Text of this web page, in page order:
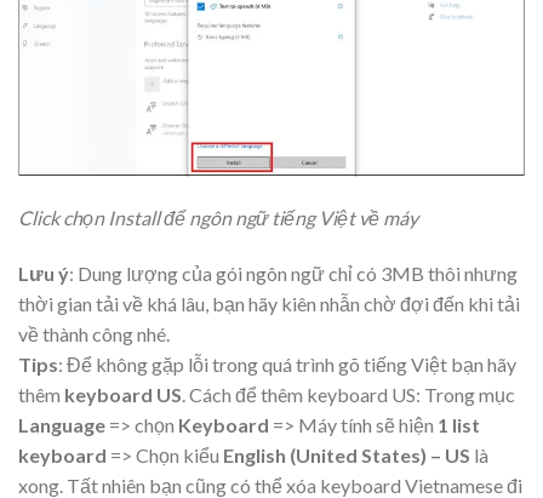
Click chọn Install để ngôn ngữ tiếng Việt về máy
Lưu ý: Dung lượng của gói ngôn ngữ chỉ có 3MB thôi nhưng
thời gian tải về khá lâu, bạn hãy kiên nhẫn chờ đợi đến khi tải
về thành công nhé.
Tips: Để không gặp lỗi trong quá trình gõ tiếng Việt bạn hãy
thêm keyboard US. Cách để thêm keyboard US: Trong mục
Language => chọn Keyboard => Máy tính sẽ hiện 1 list
keyboard => Chọn kiểu English (United States) – US là
xong. Tất nhiên bạn cũng có thể xóa keyboard Vietnamese đi